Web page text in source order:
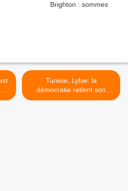
Tunisie, Lybie: la
démocratie retient son
souffle. >